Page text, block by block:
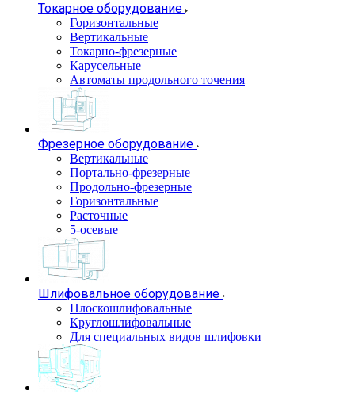
Токарное оборудование
Горизонтальные
Вертикальные
Токарно-фрезерные
Карусельные
Автоматы продольного точения
Фрезерное оборудование
Вертикальные
Портально-фрезерные
Продольно-фрезерные
Горизонтальные
Расточные
5-осевые
Шлифовальное оборудование
Плоскошлифовальные
Круглошлифовальные
Для специальных видов шлифовки